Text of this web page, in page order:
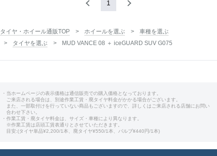
1
タイヤ・ホイール通販TOP ホイールを選ぶ
車種を選ぶ
タイヤを選ぶ
MUD VANCE 08 ＋ iceGUARD SUV G075
・当ホームページの表示価格は通信販売での購入価格となっております。
ご来店される場合は、別途作業工賃・廃タイヤ料金がかかる場合がございます。
また、一部取付けを行っていない商品もございますので、詳しくはご来店される店舗にお問い
合わせ下さい。
・作業工賃・廃タイヤ料金は、サイズ・車種により異なります。
※作業工賃は店頭工賃表通りとさせていただきます。
目安:(タイヤ単品¥2,200/1本、廃タイヤ¥550/1本、バルブ¥440円/1本)